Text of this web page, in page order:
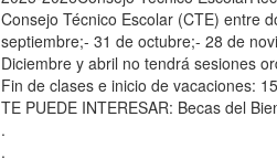
Consejo Técnico Escolar (CTE) entre
septiembre;- 31 de octubre;- 28 de
Diciembre y abril no tendrá sesiones
Fin de clases e inicio de vacaciones:
TE PUEDE INTERESAR: Becas del
.
.